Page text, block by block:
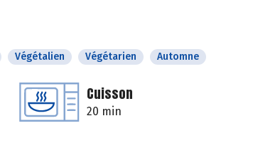
Végétalien Végétarien Automne
Cuisson
20 min